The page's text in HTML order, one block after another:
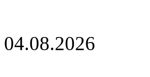
04.08.2026